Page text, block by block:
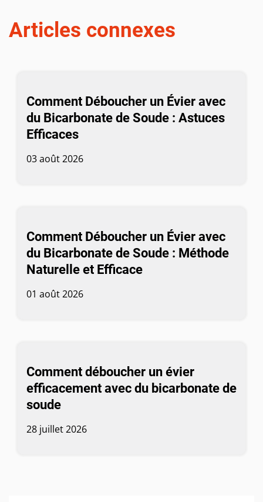
Articles connexes
Comment Déboucher un Évier avec
du Bicarbonate de Soude : Astuces
Efficaces
03 août 2026
Comment Déboucher un Évier avec
du Bicarbonate de Soude : Méthode
Naturelle et Efficace
01 août 2026
Comment déboucher un évier
efficacement avec du bicarbonate de
soude
28 juillet 2026